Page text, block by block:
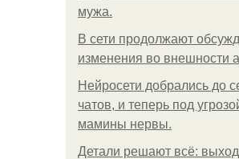
мужа.
В сети продолжают
изменения во внешности
Нейросети добрались до
чатов, и теперь под
мамины нервы.
Детали решают всё: